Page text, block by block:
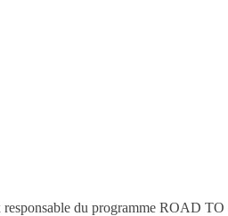
responsable du programme ROAD TO